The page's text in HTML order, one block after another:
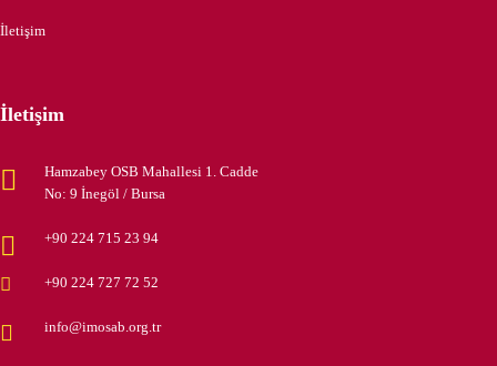
İletişim
İletişim
Hamzabey OSB Mahallesi 1. Cadde
No: 9 İnegöl / Bursa
+90 224 715 23 94
+90 224 727 72 52
info@imosab.org.tr